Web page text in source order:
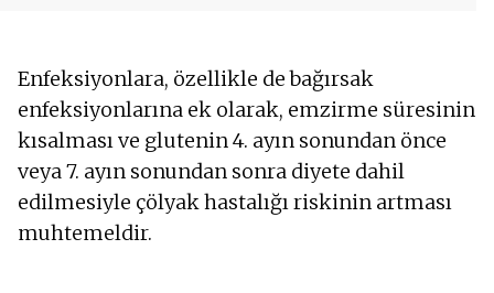
Enfeksiyonlara, özellikle de bağırsak
enfeksiyonlarına ek olarak, emzirme süresinin
kısalması ve glutenin 4. ayın sonundan önce
veya 7. ayın sonundan sonra diyete dahil
edilmesiyle çölyak hastalığı riskinin artması
muhtemeldir.